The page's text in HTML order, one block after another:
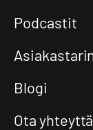
Podcastit
Blogi
Ota yhteyttä